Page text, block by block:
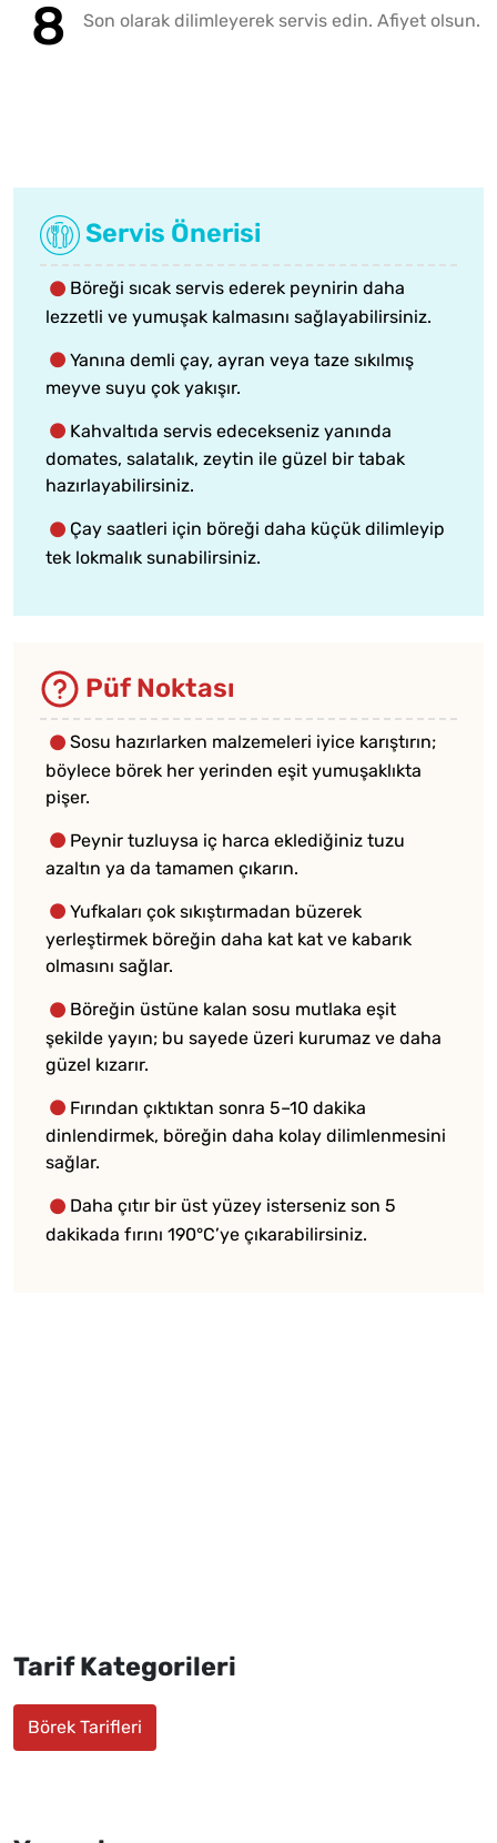
Son olarak dilimleyerek servis edin. Afiyet olsun.
Servis Önerisi
Böreği sıcak servis ederek peynirin daha
lezzetli ve yumuşak kalmasını sağlayabilirsiniz.
Yanına demli çay, ayran veya taze sıkılmış
meyve suyu çok yakışır.
Kahvaltıda servis edecekseniz yanında
domates, salatalık, zeytin ile güzel bir tabak
hazırlayabilirsiniz.
Çay saatleri için böreği daha küçük dilimleyip
tek lokmalık sunabilirsiniz.
Püf Noktası
Sosu hazırlarken malzemeleri iyice karıştırın;
böylece börek her yerinden eşit yumuşaklıkta
pişer.
Peynir tuzluysa iç harca eklediğiniz tuzu
azaltın ya da tamamen çıkarın.
Yufkaları çok sıkıştırmadan büzerek
yerleştirmek böreğin daha kat kat ve kabarık
olmasını sağlar.
Böreğin üstüne kalan sosu mutlaka eşit
şekilde yayın; bu sayede üzeri kurumaz ve daha
güzel kızarır.
Fırından çıktıktan sonra 5–10 dakika
dinlendirmek, böreğin daha kolay dilimlenmesini
sağlar.
Daha çıtır bir üst yüzey isterseniz son 5
dakikada fırını 190°C’ye çıkarabilirsiniz.
Tarif Kategorileri
Börek Tarifleri